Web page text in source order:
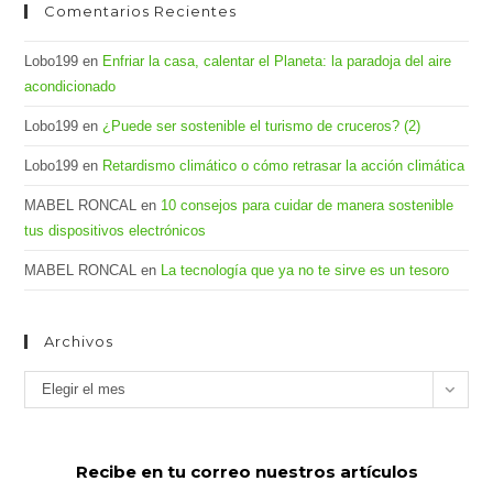
Comentarios Recientes
Lobo199 en Enfriar la casa, calentar el Planeta: la paradoja del aire
acondicionado
Lobo199 en ¿Puede ser sostenible el turismo de cruceros? (2)
Lobo199 en Retardismo climático o cómo retrasar la acción climática
MABEL RONCAL en 10 consejos para cuidar de manera sostenible
tus dispositivos electrónicos
MABEL RONCAL en La tecnología que ya no te sirve es un tesoro
Archivos
Archivos
Elegir el mes
Recibe en tu correo nuestros artículos